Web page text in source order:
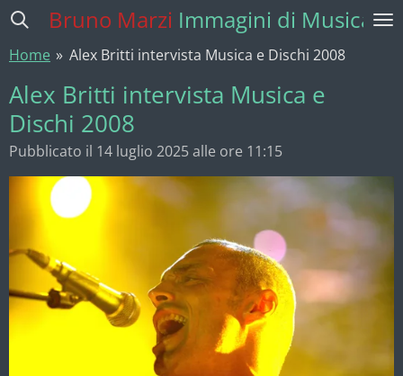
Vai
contenuto
principale
Bruno Marzi Immagini di Musica
Home » Alex Britti intervista Musica e Dischi 2008
Alex Britti intervista Musica e
Dischi 2008
Pubblicato il 14 luglio 2025 alle ore 11:15